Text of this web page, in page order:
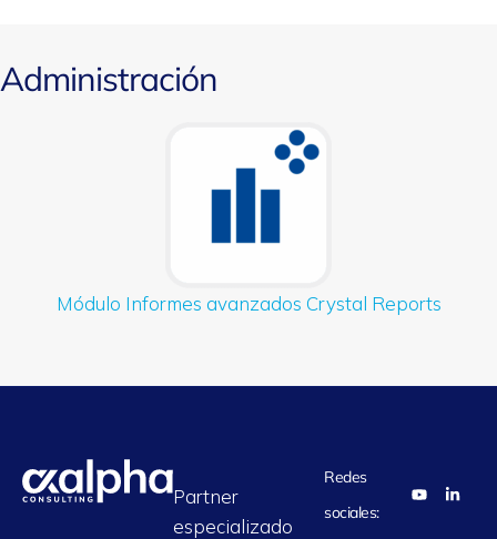
Administración
Módulo Informes avanzados Crystal Reports
Partner
especializado
Redes
sociales: